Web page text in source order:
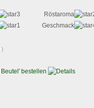
Röstaroma
Geschmack
)